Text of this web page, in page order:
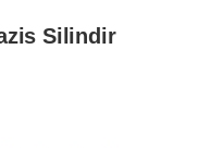
Silindir